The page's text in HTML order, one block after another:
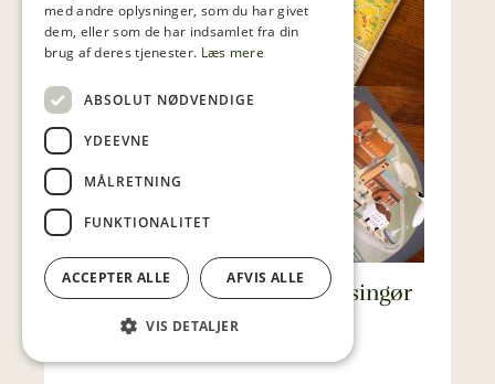
Aktiviteter for familien i Helsingør
efter lukketid
med andre oplysninger, som du har givet
dem, eller som de har indsamlet fra din
brug af deres tjenester. Læs mere
ABSOLUT NØDVENDIGE
YDEEVNE
MÅLRETNING
FUNKTIONALITET
ACCEPTER ALLE AFVIS ALLE
VIS DETALJER